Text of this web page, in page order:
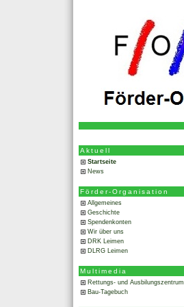
Aktuell
Startseite
News
Förder-Organisation
Allgemeines
Geschichte
Spendenkonten
Wir über uns
DRK Leimen
DLRG Leimen
Multimedia
Rettungs- und Ausbilungszentrum
Bau-Tagebuch